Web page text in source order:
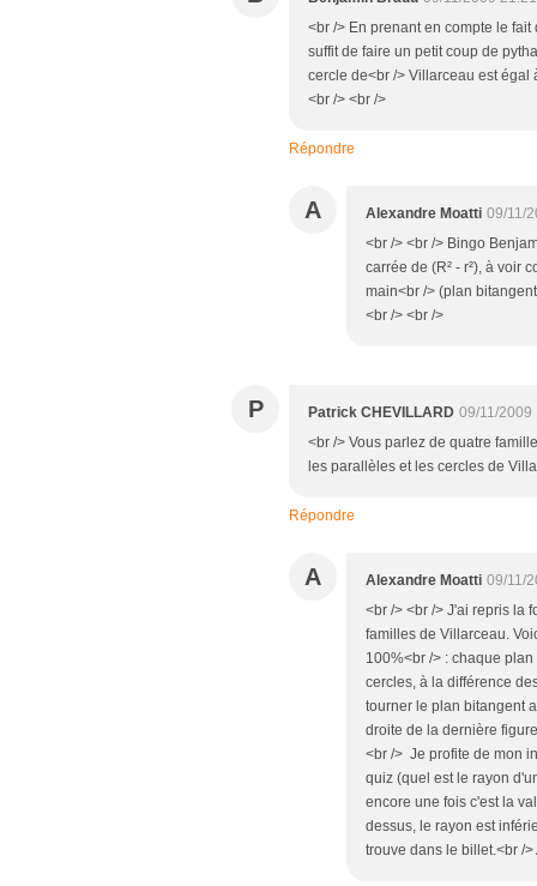
<br /> En prenant en compte le
suffit de faire un petit coup de
cercle de<br /> Villarceau est égal
<br /> <br />
Répondre
A Alexandre Moatti 09/11/
<br /> <br /> Bingo
carrée de (R² - r²), à voir
main<br /> (plan
<br /> <br />
P Patrick CHEVILLARD 09/11/2009
<br /> Vous parlez de quatre
les parallèles et les cercles de
Répondre
A Alexandre Moatti 09/11/
<br /> <br /> J'ai repris la
familles de Villarceau.
100%<br /> : chaque
cercles, à la différence
tourner le plan bitangent
droite de la dernière
<br /> Je profite de mon
quiz (quel est le rayon
encore une fois c'est la
dessus, le rayon est
trouve dans le billet.<br />